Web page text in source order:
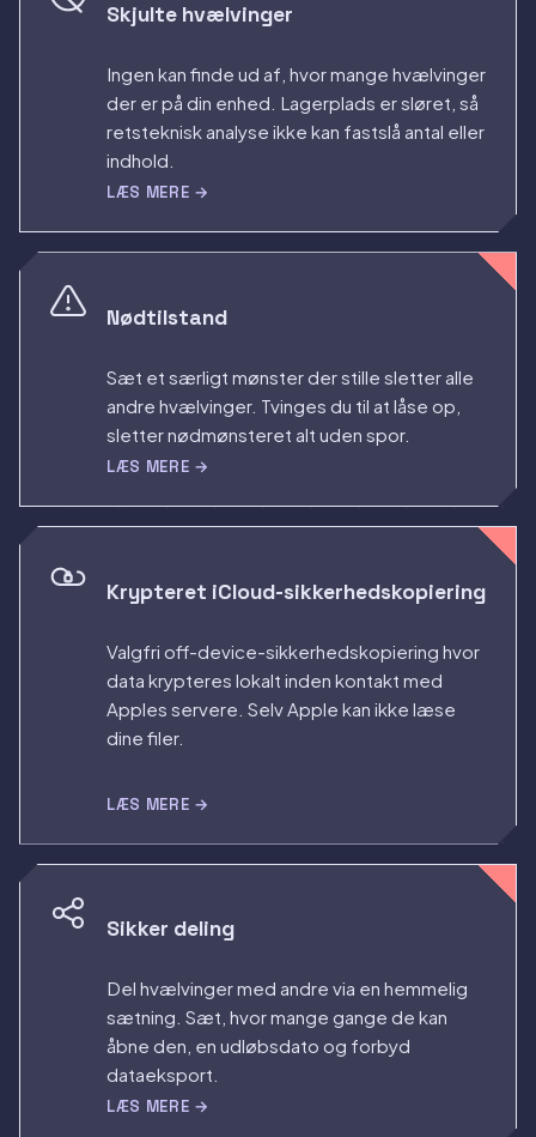
Skjulte hvælvinger
Ingen kan finde ud af, hvor mange hvælvinger
der er på din enhed. Lagerplads er sløret, så
retsteknisk analyse ikke kan fastslå antal eller
indhold.
LÆS MERE →
Nødtilstand
Sæt et særligt mønster der stille sletter alle
andre hvælvinger. Tvinges du til at låse op,
sletter nødmønsteret alt uden spor.
LÆS MERE →
Krypteret iCloud-sikkerhedskopiering
Valgfri off-device-sikkerhedskopiering hvor
data krypteres lokalt inden kontakt med
Apples servere. Selv Apple kan ikke læse
dine filer.
LÆS MERE →
Sikker deling
Del hvælvinger med andre via en hemmelig
sætning. Sæt, hvor mange gange de kan
åbne den, en udløbsdato og forbyd
dataeksport.
LÆS MERE →